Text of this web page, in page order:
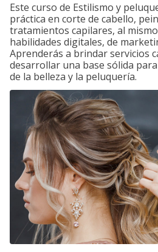
Este curso de Estilismo y
práctica en corte de cabello,
tratamientos capilares, al
habilidades digitales, de
Aprenderás a brindar servicios
desarrollar una base sólida
de la belleza y la peluquería.